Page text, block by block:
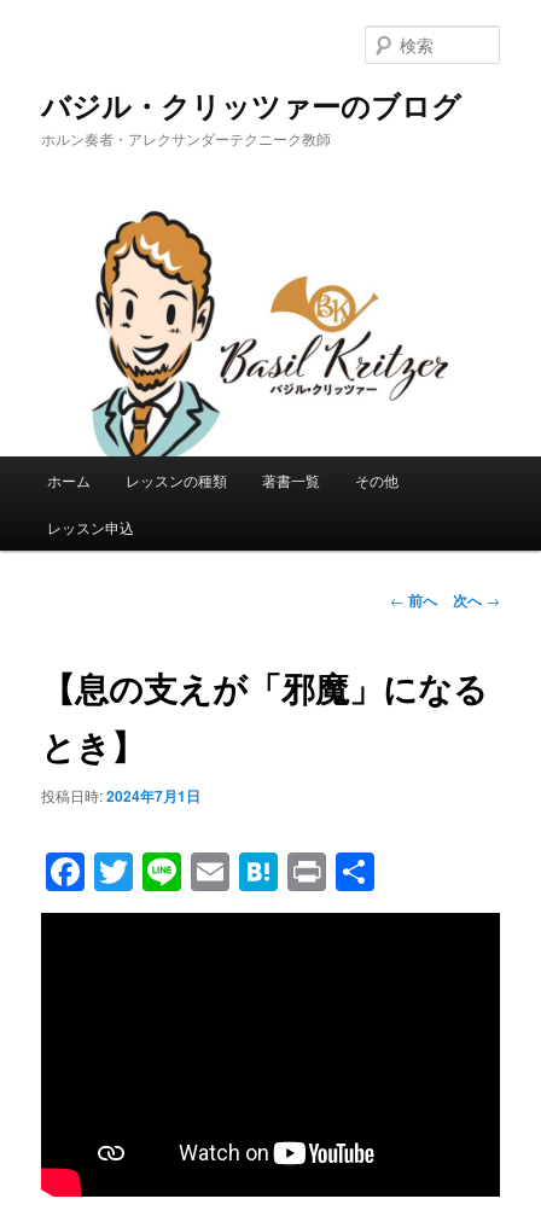
バジル・クリッツァーのブログ
ホルン奏者・アレクサンダーテクニーク教師
索
メ
ホーム レッスンの種類 著書一覧 その他
レッスン申込
投
ビ
ゲ
← 前へ 次へ→
【息の支えが「邪魔」になる
とき】
投稿日時:2024年7月1日
Facebook
Twitter
LineEmailHatena
Print
有